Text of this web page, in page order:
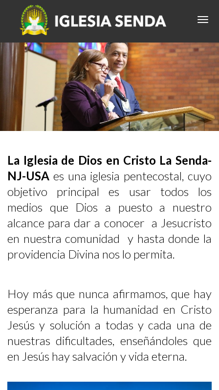
La Iglesia de Dios en Cristo La Senda-
NJ-USA es una iglesia pentecostal, cuyo
objetivo principal es usar todos los
medios que Dios a puesto a nuestro
alcance para dar a conocer a Jesucristo
en nuestra comunidad y hasta donde la
providencia Divina nos lo permita.
Hoy más que nunca afirmamos, que hay
esperanza para la humanidad en Cristo
Jesús y solución a todas y cada una de
nuestras dificultades, enseñándoles que
en Jesús hay salvación y vida eterna.